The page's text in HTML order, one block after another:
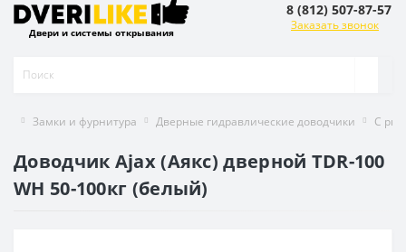
Двери и системы открывания
8 (812) 507-87-57
Заказать звонок
Замки и фурнитура Дверные гидравлические доводчики С
Доводчик Ajax (Аякс) дверной TDR-100
WH 50-100кг (белый)